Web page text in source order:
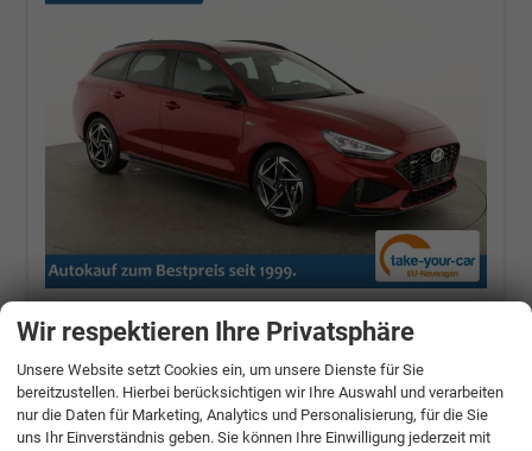
Hyundai i30 Kombi
1.6 T-GDI DCT N-LINE,
Navi, Kamera, Winter, 18-Zoll, 5 J.-Garantie
110 kW (150 PS), Automatik, Frontantrieb
unverbindliche Lieferzeit:
14 Tage
Ultimate Red Metallic
Wir respektieren Ihre Privatsphäre
Unsere Website setzt Cookies ein, um unsere Dienste für Sie
bereitzustellen. Hierbei berücksichtigen wir Ihre Auswahl und verarbeiten
nur die Daten für Marketing, Analytics und Personalisierung, für die Sie
uns Ihr Einverständnis geben. Sie können Ihre Einwilligung jederzeit mit